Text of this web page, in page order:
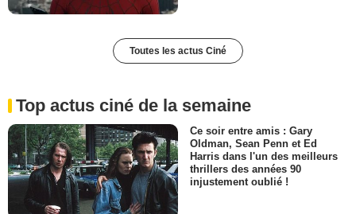
Toutes les actus Ciné
Top actus ciné de la semaine
Ce soir entre amis : Gary
Oldman, Sean Penn et Ed
Harris dans l'un des meilleurs
thrillers des années 90
injustement oublié !